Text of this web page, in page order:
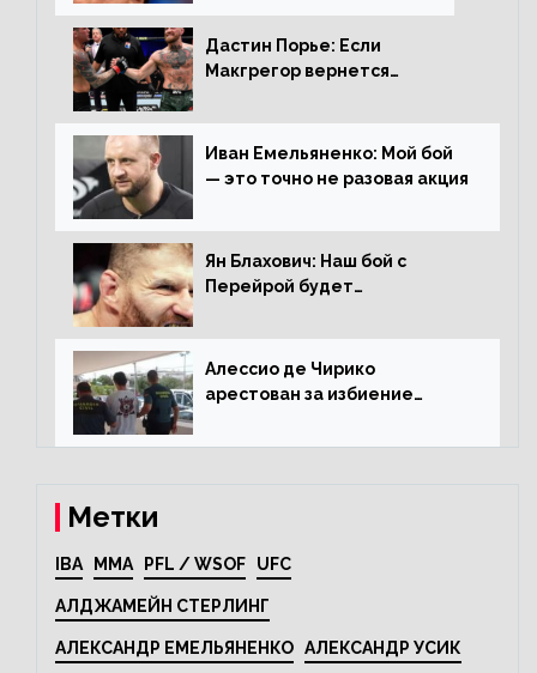
Дастин Порье: Если
Макгрегор вернется
раунда на Чендлера
Иван Емельяненко: Мой бой
— это точно не разовая акция
Ян Блахович: Наш бой с
Перейрой будет
Алессио де Чирико
арестован за избиение
Метки
IBA MMA PFL / WSOF UFC
АЛДЖАМЕЙН СТЕРЛИНГ
АЛЕКСАНДР ЕМЕЛЬЯНЕНКО АЛЕКСАНДР УСИК